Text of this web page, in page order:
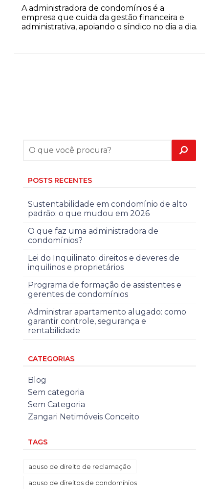
A administradora de condomínios é a
empresa que cuida da gestão financeira e
administrativa, apoiando o síndico no dia a dia.
POSTS RECENTES
Sustentabilidade em condomínio de alto
padrão: o que mudou em 2026
O que faz uma administradora de
condomínios?
Lei do Inquilinato: direitos e deveres de
inquilinos e proprietários
Programa de formação de assistentes e
gerentes de condomínios
Administrar apartamento alugado: como
garantir controle, segurança e
rentabilidade
CATEGORIAS
Blog
Sem categoria
Sem Categoria
Zangari Netimóveis Conceito
TAGS
abuso de direito de reclamação
abuso de direitos de condomínios